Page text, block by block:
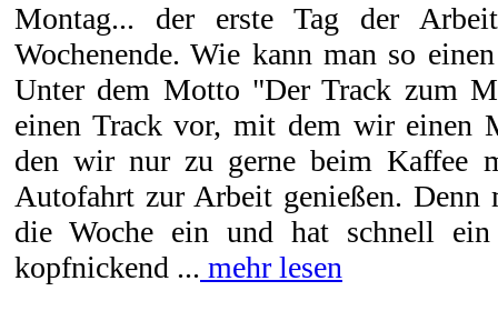
Montag... der erste Tag der
Wochenende. Wie kann man so
Unter dem Motto "Der Track zum
einen Track vor, mit dem wir einen
den wir nur zu gerne beim Kaffee
Autofahrt zur Arbeit genießen.
die Woche ein und hat schnell
kopfnickend ... mehr lesen